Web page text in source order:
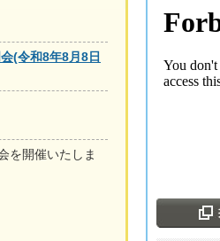
(令和8年8月8日
を開催いたしま